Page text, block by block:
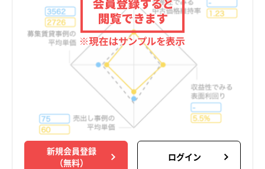
新規会員登録
（無料）
ログイン